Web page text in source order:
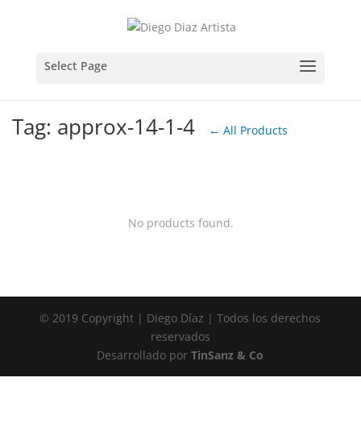
Tag: approx-14-1-4 ← All Products
No products found.
© 2019 Copyright | Diego Díaz | Todos los derechos
reservados
Desarrollado porTinSanz & Co